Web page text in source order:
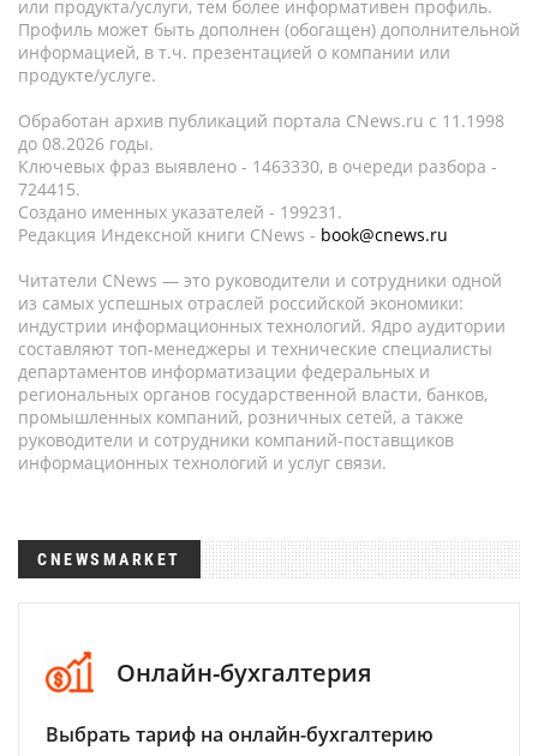
или продукта/услуги, тем более информативен профиль.
Профиль может быть дополнен (обогащен) дополнительной
информацией, в т.ч. презентацией о компании или
продукте/услуге.
Обработан архив публикаций портала CNews.ru c 11.1998
до 08.2026 годы.
Ключевых фраз выявлено - 1463330, в очереди разбора -
724415.
Создано именных указателей - 199231.
Редакция Индексной книги CNews - book@cnews.ru
Читатели CNews — это руководители и сотрудники одной
из самых успешных отраслей российской экономики:
индустрии информационных технологий. Ядро аудитории
составляют топ-менеджеры и технические специалисты
департаментов информатизации федеральных и
региональных органов государственной власти, банков,
промышленных компаний, розничных сетей, а также
руководители и сотрудники компаний-поставщиков
информационных технологий и услуг связи.
CNEWSMARKET
Онлайн-бухгалтерия
Выбрать тариф на онлайн-бухгалтерию